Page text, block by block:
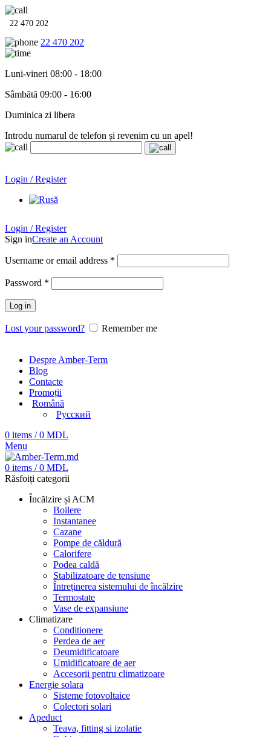
22 470 202
22 470 202
Luni-vineri 08:00 - 18:00
Sâmbătă 09:00 - 16:00
Duminica zi libera
Introdu numarul de telefon și revenim cu un apel!
Login / Register
Login / Register
Sign inCreate an Account
Username or email address *
Password *
Log in
Lost your password? Remember me
Despre Amber-Term
Blog
Contacte
Promoții
Română
Русский
0 items / 0 MDL
Menu
0 items / 0 MDL
Răsfoiți categorii
Încălzire și ACM
Boilere
Instantanee
Cazane
Pompe de căldură
Calorifere
Podea caldă
Stabilizatoare de tensiune
Întreținerea sistemului de încălzire
Termostate
Vase de expansiune
Climatizare
Conditionere
Perdea de aer
Deumidificatoare
Umidificatoare de aer
Accesorii pentru climatizoare
Energie solara
Sisteme fotovoltaice
Colectori solari
Apeduct
Teava, fitting si izolatie